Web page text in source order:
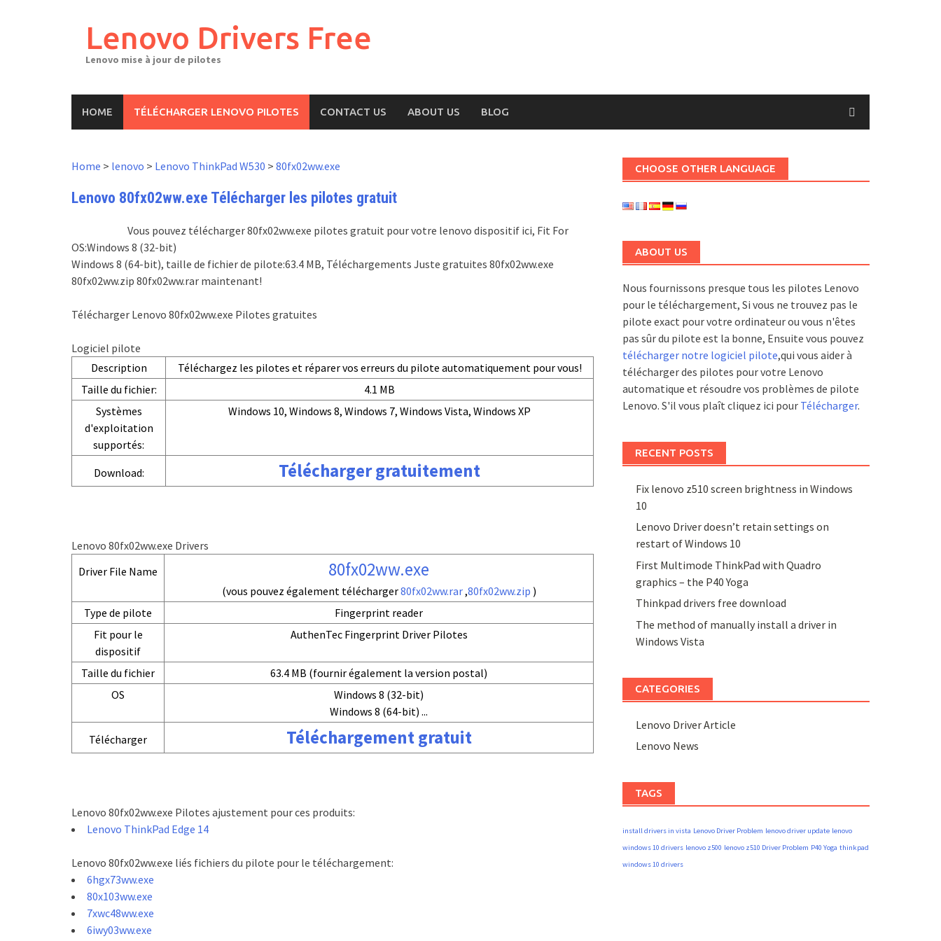
Lenovo Drivers Free
Lenovo mise à jour de pilotes
HOME TÉLÉCHARGER LENOVO PILOTES CONTACT US ABOUT US BLOG
Home > lenovo > Lenovo ThinkPad W530 > 80fx02ww.exe
Lenovo 80fx02ww.exe Télécharger les pilotes gratuit
Vous pouvez télécharger 80fx02ww.exe pilotes gratuit pour votre lenovo dispositif ici, Fit For
OS:Windows 8 (32-bit)
Windows 8 (64-bit), taille de fichier de pilote:63.4 MB, Téléchargements Juste gratuites 80fx02ww.exe
80fx02ww.zip 80fx02ww.rar maintenant!
Télécharger Lenovo 80fx02ww.exe Pilotes gratuites
Logiciel pilote
Description
Téléchargez les pilotes et réparer vos erreurs du pilote automatiquement pour vous!
Taille du fichier:
4.1 MB
Systèmes
d'exploitation
supportés:
Windows 10, Windows 8, Windows 7, Windows Vista, Windows XP
Download: Télécharger gratuitement
Lenovo 80fx02ww.exe Drivers
Driver File Name
80fx02ww.exe
(vous pouvez également télécharger80fx02ww.rar,80fx02ww.zip )
Type de pilote
Fingerprint reader
Fit pour le
dispositif
AuthenTec Fingerprint Driver Pilotes
Taille du fichier
63.4 MB (fournir également la version postal)
OS
Windows 8 (32-bit)
Windows 8 (64-bit) ...
Télécharger
Téléchargement gratuit
Lenovo 80fx02ww.exe Pilotes ajustement pour ces produits:
Lenovo ThinkPad Edge 14
Lenovo 80fx02ww.exe liés fichiers du pilote pour le téléchargement:
6hgx73ww.exe
80x103ww.exe
7xwc48ww.exe
6iwy03ww.exe
CHOOSE OTHER LANGUAGE
ABOUT US
Nous fournissons presque tous les pilotes Lenovo
pour le téléchargement, Si vous ne trouvez pas le
pilote exact pour votre ordinateur ou vous n'êtes
pas sûr du pilote est la bonne, Ensuite vous pouvez
télécharger notre logiciel pilote,qui vous aider à
télécharger des pilotes pour votre Lenovo
automatique et résoudre vos problèmes de pilote
Lenovo. S'il vous plaît cliquez ici pour Télécharger.
RECENT POSTS
Fix lenovo z510 screen brightness in Windows
10
Lenovo Driver doesn’t retain settings on
restart of Windows 10
First Multimode ThinkPad with Quadro
graphics – the P40 Yoga
Thinkpad drivers free download
The method of manually install a driver in
Windows Vista
CATEGORIES
Lenovo Driver Article
Lenovo News
TAGS
install drivers in vista Lenovo Driver Problem lenovo driver update lenovo
windows 10 drivers lenovo z500 lenovo z510 Driver Problem P40 Yoga thinkpad
windows 10 drivers